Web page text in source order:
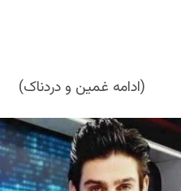
(ادامه غمین و دردناک)